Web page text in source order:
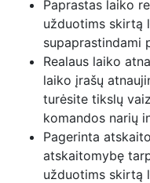
Paprastas laiko
užduotims skirtą
supaprastindami
Realaus laiko
laiko įrašų
turėsite tikslų
komandos narių
Pagerinta
atskaitomybę
užduotims skirtą